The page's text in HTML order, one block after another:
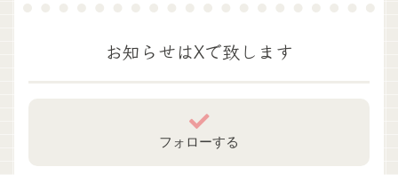
お知らせはXで致します
フォローする